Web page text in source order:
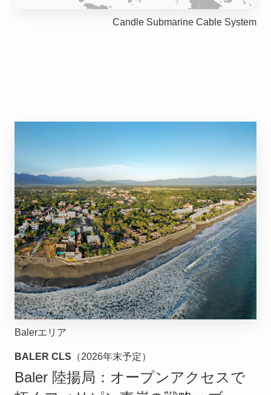
Candle Submarine Cable System
Balerエリア
BALER CLS （2026年末予定）
Baler 陸揚局：オープンアクセスで